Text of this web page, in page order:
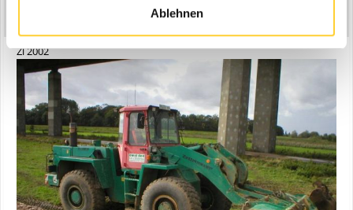
Ablehnen
25. Dezember 2006
Zl 2002